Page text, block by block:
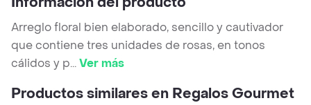
Arreglo floral bien elaborado, sencillo y cautivador
que contiene tres unidades de rosas, en tonos
cálidos y p...Ver más
Productos similares en Regalos Gourmet